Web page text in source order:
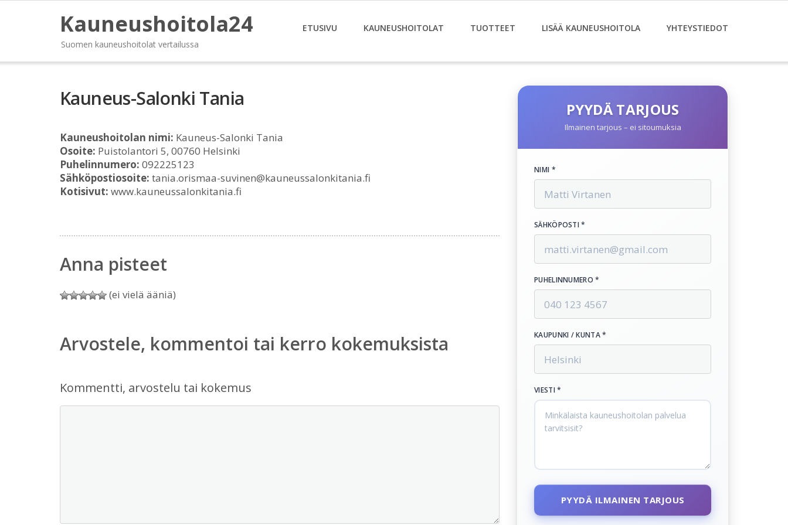
Kauneushoitola24
Suomen kauneushoitolat vertailussa
ETUSIVU KAUNEUSHOITOLAT TUOTTEET LISÄÄ KAUNEUSHOITOLA YHTEYSTIEDOT
Kauneus-Salonki Tania
Kauneushoitolan nimi: Kauneus-Salonki Tania
Osoite: Puistolantori 5, 00760 Helsinki
Puhelinnumero: 092225123
Sähköpostiosoite: tania.orismaa-suvinen@kauneussalonkitania.fi
Kotisivut: www.kauneussalonkitania.fi
Anna pisteet
(ei vielä ääniä)
Arvostele, kommentoi tai kerro kokemuksista
Kommentti, arvostelu tai kokemus
PYYDÄ TARJOUS
Ilmainen tarjous – ei sitoumuksia
NIMI *
SÄHKÖPOSTI *
PUHELINNUMERO *
KAUPUNKI / KUNTA *
VIESTI *
PYYDÄ ILMAINEN TARJOUS